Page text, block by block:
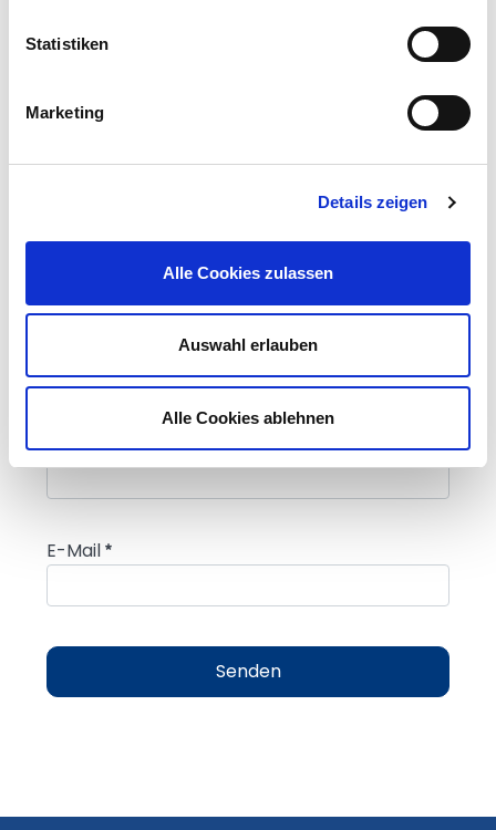
Statistiken
Marketing
Details zeigen
Alle Cookies zulassen
Auswahl erlauben
Alle Cookies ablehnen
Nachname
E-Mail
Erforderlich
Senden